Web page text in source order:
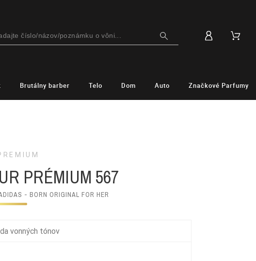
Brutálny barber Telo Dom Auto Značkové Parfumy
PRÉMIUM 567
- BORN ORIGINAL FOR HER
vonných tónov